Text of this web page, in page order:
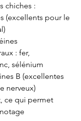
chiches :
(excellents pour le
: fer,
sélénium
B (excellentes
nerveux)
ce qui permet